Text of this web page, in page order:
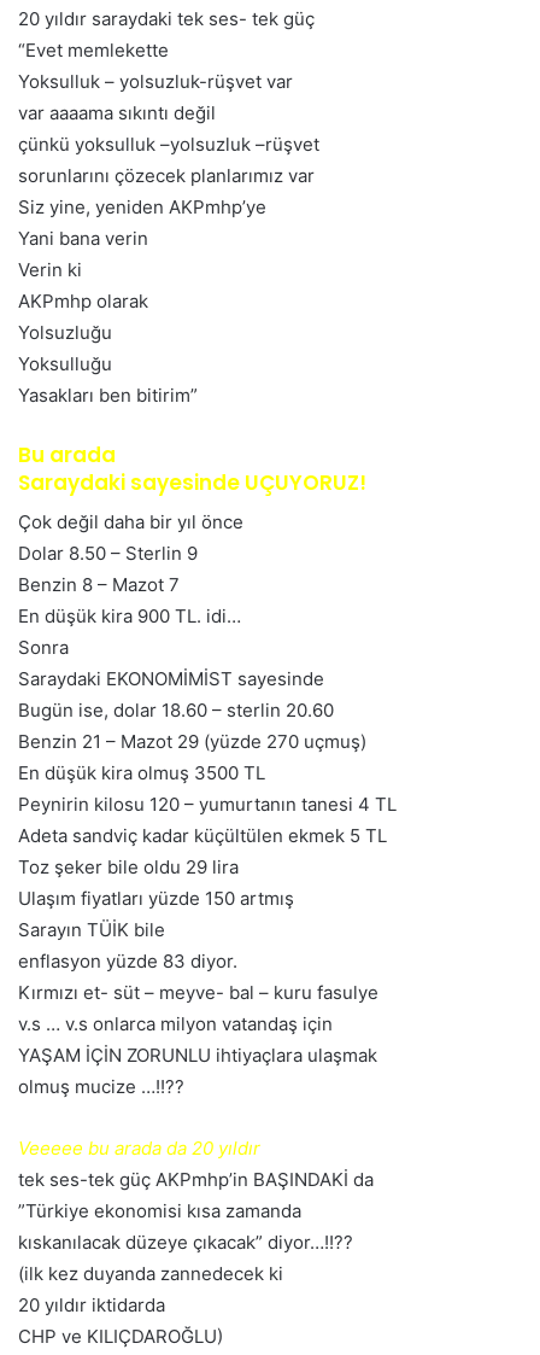
20 yıldır saraydaki tek ses- tek güç
“Evet memlekette
Yoksulluk – yolsuzluk-rüşvet var
var aaaama sıkıntı değil
çünkü yoksulluk –yolsuzluk –rüşvet
sorunlarını çözecek planlarımız var
Siz yine, yeniden AKPmhp’ye
Yani bana verin
Verin ki
AKPmhp olarak
Yolsuzluğu
Yoksulluğu
Yasakları ben bitirim”
Bu arada
Saraydaki sayesinde UÇUYORUZ!
Çok değil daha bir yıl önce
Dolar 8.50 – Sterlin 9
Benzin 8 – Mazot 7
En düşük kira 900 TL. idi…
Sonra
Saraydaki EKONOMİMİST sayesinde
Bugün ise, dolar 18.60 – sterlin 20.60
Benzin 21 – Mazot 29 (yüzde 270 uçmuş)
En düşük kira olmuş 3500 TL
Peynirin kilosu 120 – yumurtanın tanesi 4 TL
Adeta sandviç kadar küçültülen ekmek 5 TL
Toz şeker bile oldu 29 lira
Ulaşım fiyatları yüzde 150 artmış
Sarayın TÜİK bile
enflasyon yüzde 83 diyor.
Kırmızı et- süt – meyve- bal – kuru fasulye
v.s … v.s onlarca milyon vatandaş için
YAŞAM İÇİN ZORUNLU ihtiyaçlara ulaşmak
olmuş mucize …!!??
Veeeee bu arada da 20 yıldır
tek ses-tek güç AKPmhp’in BAŞINDAKİ da
”Türkiye ekonomisi kısa zamanda
kıskanılacak düzeye çıkacak” diyor…!!??
(ilk kez duyanda zannedecek ki
20 yıldır iktidarda
CHP ve KILIÇDAROĞLU)